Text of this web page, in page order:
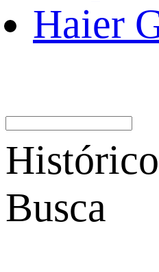
Haier
Busca